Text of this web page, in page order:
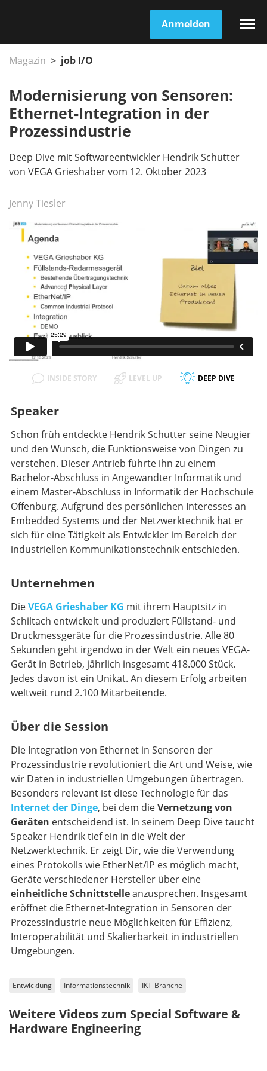
Anmelden
Magazin job I/O
Modernisierung von Sensoren:
Ethernet-Integration in der
Prozessindustrie
Deep Dive mit Softwareentwickler Hendrik Schutter
von VEGA Grieshaber vom 12. Oktober 2023
Jenny Tiesler
INSIDE STORY LEVEL UP DEEP DIVE
Speaker
Schon früh entdeckte Hendrik Schutter seine Neugier
und den Wunsch, die Funktionsweise von Dingen zu
verstehen. Dieser Antrieb führte ihn zu einem
Bachelor-Abschluss in Angewandter Informatik und
einem Master-Abschluss in Informatik der Hochschule
Offenburg. Aufgrund des persönlichen Interesses an
Embedded Systems und der Netzwerktechnik hat er
sich für eine Tätigkeit als Entwickler im Bereich der
industriellen Kommunikationstechnik entschieden.
Unternehmen
Die VEGA Grieshaber KG mit ihrem Hauptsitz in
Schiltach entwickelt und produziert Füllstand- und
Druckmessgeräte für die Prozessindustrie. Alle 80
Sekunden geht irgendwo in der Welt ein neues VEGA-
Gerät in Betrieb, jährlich insgesamt 418.000 Stück.
Jedes davon ist ein Unikat. An diesem Erfolg arbeiten
weltweit rund 2.100 Mitarbeitende.
Über die Session
Die Integration von Ethernet in Sensoren der
Prozessindustrie revolutioniert die Art und Weise, wie
wir Daten in industriellen Umgebungen übertragen.
Besonders relevant ist diese Technologie für das
Internet der Dinge, bei dem die Vernetzung von
Geräten entscheidend ist. In seinem Deep Dive taucht
Speaker Hendrik tief ein in die Welt der
Netzwerktechnik. Er zeigt Dir, wie die Verwendung
eines Protokolls wie EtherNet/IP es möglich macht,
Geräte verschiedener Hersteller über eine
einheitliche Schnittstelle anzusprechen. Insgesamt
eröffnet die Ethernet-Integration in Sensoren der
Prozessindustrie neue Möglichkeiten für Effizienz,
Interoperabilität und Skalierbarkeit in industriellen
Umgebungen.
Entwicklung Informationstechnik IKT-Branche
Weitere Videos zum Special Software &
Hardware Engineering